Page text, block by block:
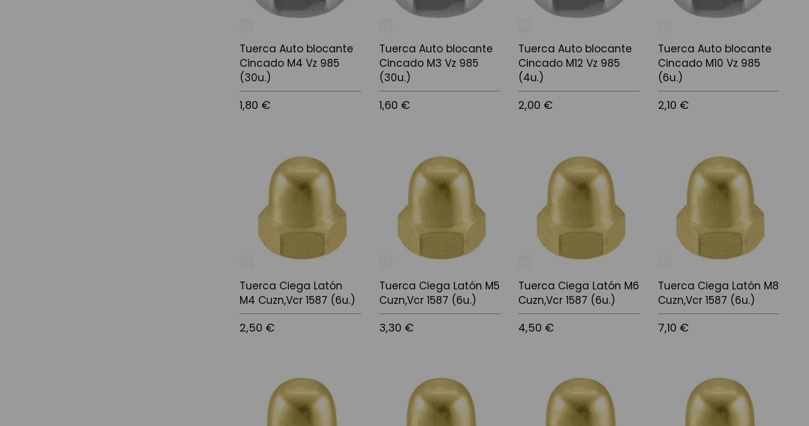
Tuerca Auto blocante
Cincado M4 Vz 985
(30u.)
1,80 €
Afegir a la cistella
Tuerca Auto blocante
Cincado M3 Vz 985
(30u.)
1,60 €
Afegir a la cistella
Tuerca Auto blocante
Cincado M12 Vz 985
(4u.)
2,00 €
Afegir a la cistella
Tuerca Auto blocante
Cincado M10 Vz 985
(6u.)
2,10 €
Afegir a la cistella
Tuerca Ciega Latón
M4 Cuzn,Vcr 1587 (6u.)
2,50 €
Afegir a la cistella
Tuerca Ciega Latón M5
Cuzn,Vcr 1587 (6u.)
3,30 €
Afegir a la cistella
Tuerca Ciega Latón M6
Cuzn,Vcr 1587 (6u.)
4,50 €
Afegir a la cistella
Tuerca Ciega Latón M8
Cuzn,Vcr 1587 (6u.)
7,10 €
Afegir a la cistella